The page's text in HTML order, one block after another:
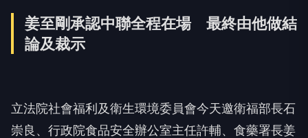
姜至剛承認中聯全程在場 最終由他做結
論及裁示
立法院社會福利及衛生環境委員會今天邀衛福部長石
崇良、行政院食品安全辦公室主任許輔、食藥署長姜